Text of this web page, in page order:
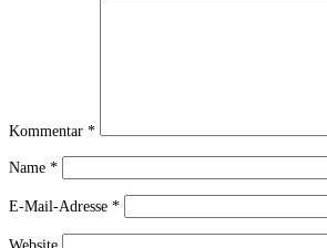
Kommentar *
Name *
E-Mail-Adresse *